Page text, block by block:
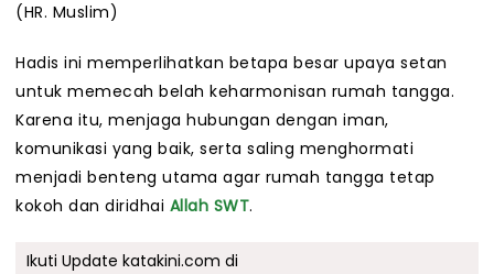
(HR. Muslim)
Hadis ini memperlihatkan betapa besar upaya setan
untuk memecah belah keharmonisan rumah tangga.
Karena itu, menjaga hubungan dengan iman,
komunikasi yang baik, serta saling menghormati
menjadi benteng utama agar rumah tangga tetap
kokoh dan diridhai Allah SWT.
Ikuti Update katakini.com di